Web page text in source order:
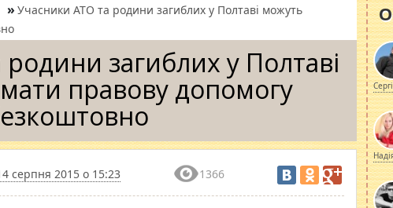
» Учасники АТО та родини загиблих у Полтаві можуть
загиблих у Полтаві
правову допомогу
серпня 2015 о 15:23 1366